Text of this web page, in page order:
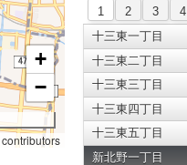
+
−
contributors
1 2 3 4
十三東一丁目
十三東二丁目
十三東三丁目
十三東四丁目
十三東五丁目
新北野一丁目